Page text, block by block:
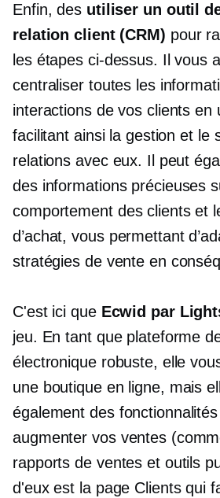
Enfin, des utiliser un outil
relation client (CRM) pour
les étapes ci-dessus. Il vous
centraliser toutes les
interactions de vos clients en
facilitant ainsi la gestion et le
relations avec eux. Il peut
des informations précieuses
comportement des clients et
d’achat, vous permettant
stratégies de vente en
C'est ici que Ecwid par
jeu. En tant que plateforme
électronique robuste, elle
une boutique en ligne, mais
également des
augmenter vos ventes
rapports de ventes et outils
d'eux est la page Clients qui